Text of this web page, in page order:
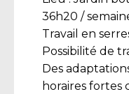
36h20 /
Travail en
Possibilité de
Des
horaires fortes